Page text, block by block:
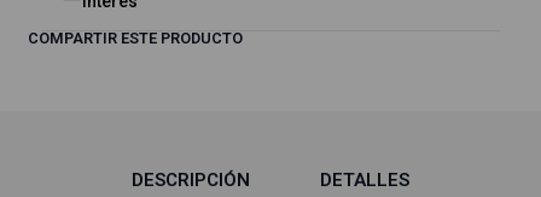
COMPARTIR ESTE PRODUCTO
DESCRIPCIÓN DETALLES